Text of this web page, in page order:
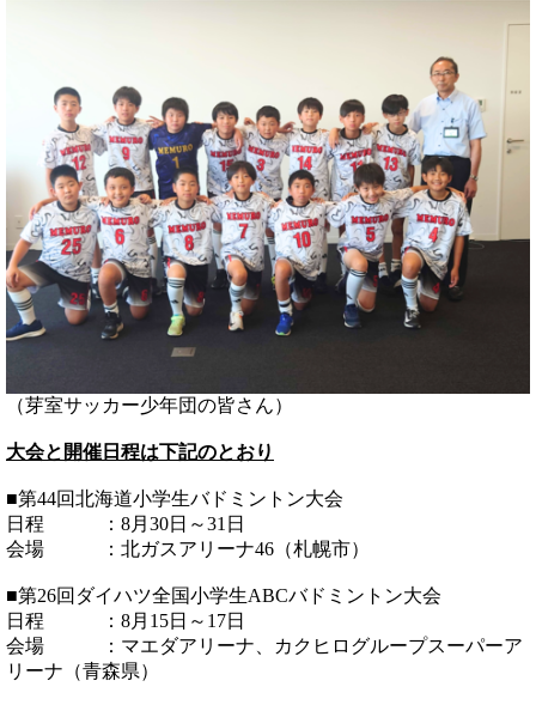
（芽室サッカー少年団の皆さん）
大会と開催日程は下記のとおり
■第44回北海道小学生バドミントン大会
日程 ：8月30日～31日
会場 ：北ガスアリーナ46（札幌市）
■第26回ダイハツ全国小学生ABCバドミントン大会
日程 ：8月15日～17日
会場 ：マエダアリーナ、カクヒログループスーパーア
リーナ（青森県）